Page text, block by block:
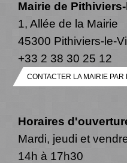
Mairie de
1, Allée de la Mairie
45300 Pithiviers-le-
+33 2 38 30 25 12
CONTACTER LA MAIRIE PAR
Horaires
Mardi, jeudi et
14h à 17h30